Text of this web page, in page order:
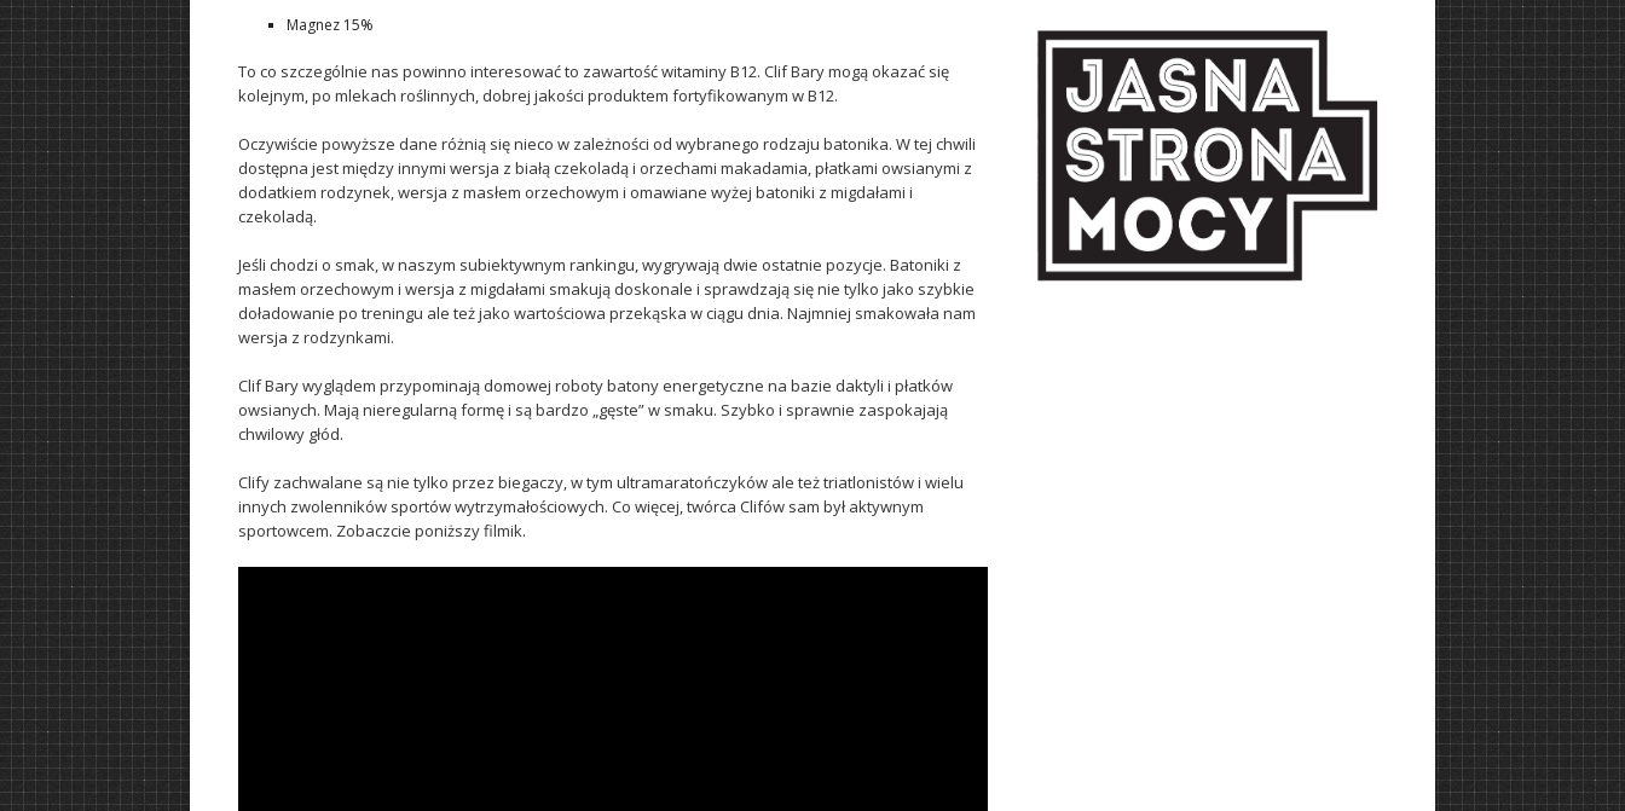
Magnez 15%
To co szczególnie nas powinno interesować to zawartość witaminy B12. Clif Bary mogą okazać się
kolejnym, po mlekach roślinnych, dobrej jakości produktem fortyfikowanym w B12.
Oczywiście powyższe dane różnią się nieco w zależności od wybranego rodzaju batonika. W tej chwili
dostępna jest między innymi wersja z białą czekoladą i orzechami makadamia, płatkami owsianymi z
dodatkiem rodzynek, wersja z masłem orzechowym i omawiane wyżej batoniki z migdałami i
czekoladą.
Jeśli chodzi o smak, w naszym subiektywnym rankingu, wygrywają dwie ostatnie pozycje. Batoniki z
masłem orzechowym i wersja z migdałami smakują doskonale i sprawdzają się nie tylko jako szybkie
doładowanie po treningu ale też jako wartościowa przekąska w ciągu dnia. Najmniej smakowała nam
wersja z rodzynkami.
Clif Bary wyglądem przypominają domowej roboty batony energetyczne na bazie daktyli i płatków
owsianych. Mają nieregularną formę i są bardzo „gęste” w smaku. Szybko i sprawnie zaspokajają
chwilowy głód.
Clify zachwalane są nie tylko przez biegaczy, w tym ultramaratończyków ale też triatlonistów i wielu
innych zwolenników sportów wytrzymałościowych. Co więcej, twórca Clifów sam był aktywnym
sportowcem. Zobaczcie poniższy filmik.